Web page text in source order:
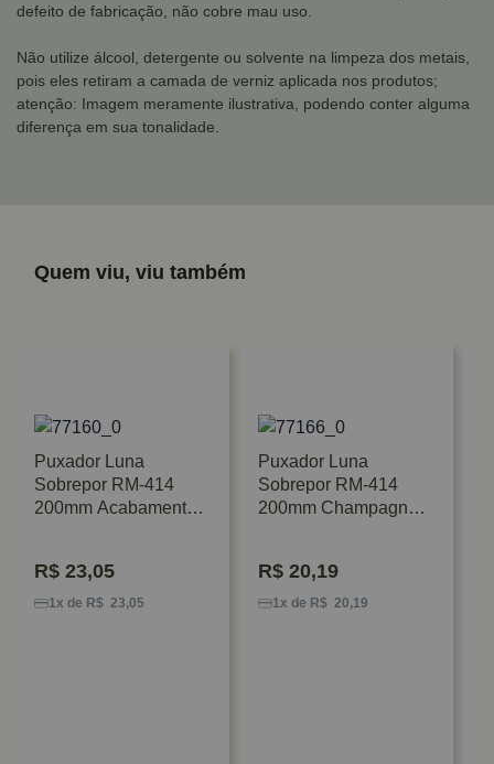
defeito de fabricação, não cobre mau uso.
Não utilize álcool, detergente ou solvente na limpeza dos metais,
pois eles retiram a camada de verniz aplicada nos produtos;
atenção: Imagem meramente ilustrativa, podendo conter alguma
diferença em sua tonalidade.
Quem viu, viu também
Puxador Luna
Sobrepor RM-414
200mm Acabamento
R$ 23,05
1x de R$ 23,05
Puxador Luna
Sobrepor RM-414
200mm Champagne
R$ 20,19
1x de R$ 20,19